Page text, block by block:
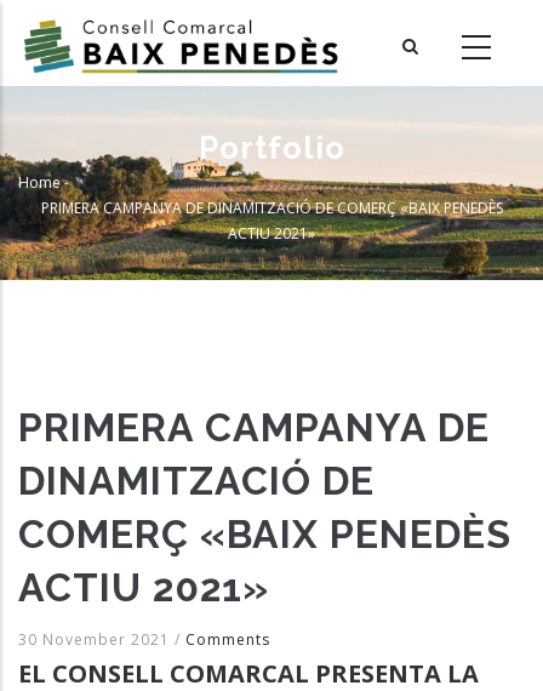
main
Portfolio
Breadcrumb
Home-
PRIMERA CAMPANYA DE DINAMITZACIÓ DE COMERÇ «BAIX PENEDÈS
ACTIU 2021»
PRIMERA CAMPANYA DE
DINAMITZACIÓ DE
COMERÇ «BAIX PENEDÈS
ACTIU 2021»
30 November 2021 / Comments
EL CONSELL COMARCAL PRESENTA LA